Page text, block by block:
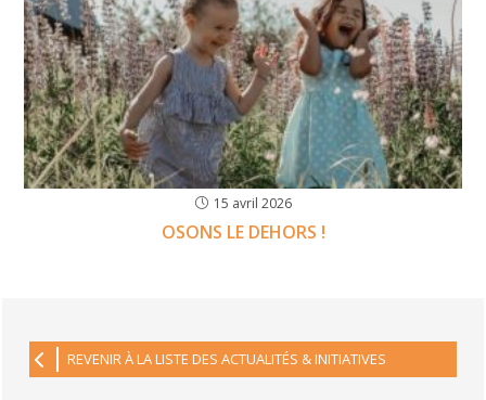
15 avril 2026
OSONS LE DEHORS !
REVENIR À LA LISTE DES ACTUALITÉS & INITIATIVES